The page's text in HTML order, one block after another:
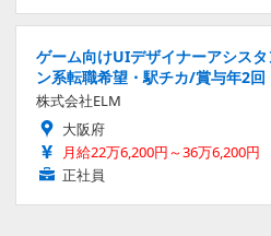
ゲーム向けUIデザイナーアシス
ン系転職希望・駅チカ/賞与年2回
株式会社ELM
大阪府
月給22万6,200円～36万6,200円
正社員